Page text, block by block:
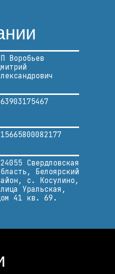
Свердловская
Белоярский
с. Косулино,
Уральская,
41 кв. 69.
Воробьев